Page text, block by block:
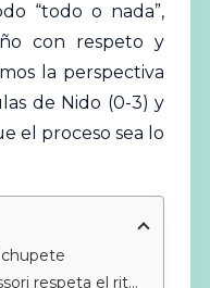
“todo o nada”,
con respeto y
la perspectiva
de Nido (0-3) y
el proceso sea lo
chupete
el ritmo del niño